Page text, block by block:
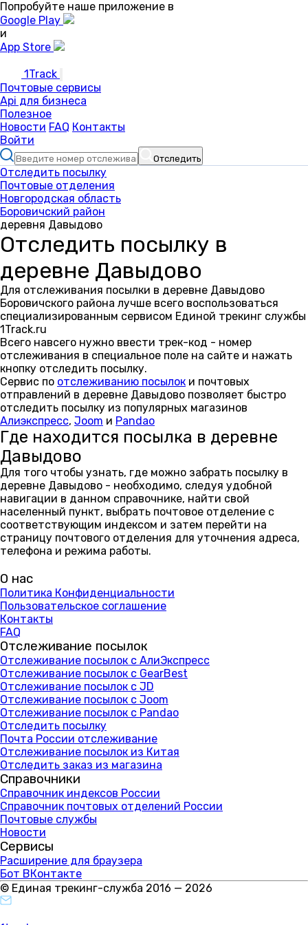
Попробуйте наше приложение в
Google Play
и
App Store
1Track
Почтовые сервисы
Api для бизнеса
Полезное
Новости FAQ Контакты
Войти
Отследить
Отследить посылку
Почтовые отделения
Новгородская область
Боровичский район
деревня Давыдово
Отследить посылку в
деревне Давыдово
Для отслеживания посылки в деревне Давыдово
Боровичского района лучше всего воспользоваться
специализированным сервисом Единой трекинг службы
1Track.ru
Всего навсего нужно ввести трек-код - номер
отслеживания в специальное поле на сайте и нажать
кнопку отследить посылку.
Сервис по отслеживанию посылок и почтовых
отправлений в деревне Давыдово позволяет быстро
отследить посылку из популярных магазинов
Алиэкспресс, Joom и Pandao
Где находится посылка в деревне
Давыдово
Для того чтобы узнать, где можно забрать посылку в
деревне Давыдово - необходимо, следуя удобной
навигации в данном справочнике, найти свой
населенный пункт, выбрать почтовое отделение с
соответствующим индексом и затем перейти на
страницу почтового отделения для уточнения адреса,
телефона и режима работы.
О нас
Политика Конфиденциальности
Пользовательское соглашение
Контакты
FAQ
Отслеживание посылок
Отслеживание посылок с АлиЭкспресс
Отслеживание посылок с GearBest
Отслеживание посылок с JD
Отслеживание посылок с Joom
Отслеживание посылок с Pandao
Отследить посылку
Почта России отслеживание
Отслеживание посылок из Китая
Отследить заказ из магазина
Справочники
Справочник индексов России
Справочник почтовых отделений России
Почтовые службы
Новости
Сервисы
Расширение для браузера
Бот ВКонтакте
© Единая трекинг-служба 2016 — 2026